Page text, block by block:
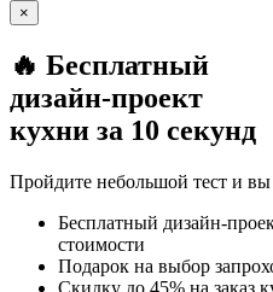
×
🔥 Бесплатный
дизайн-проект
кухни за 10 секунд
Пройдите небольшой тест и вы
Бесплатный дизайн-
стоимости
Подарок на выбор
Скидку до 45% на заказ